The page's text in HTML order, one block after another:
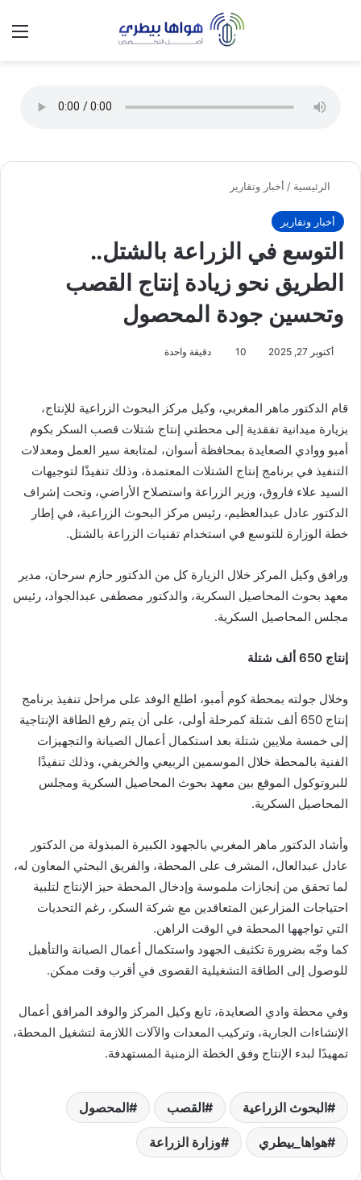
الوضع
الرئيسية / أخبار وتقارير
أخبار وتقارير
التوسع في الزراعة بالشتل..
الطريق نحو زيادة إنتاج القصب
وتحسين جودة المحصول
أكتوبر 27, 2025 10 دقيقة واحدة
قام الدكتور ماهر المغربي، وكيل مركز البحوث الزراعية للإنتاج،
بزيارة ميدانية تفقدية إلى محطتي إنتاج شتلات قصب السكر بكوم
أمبو ووادي الصعايدة بمحافظة أسوان، لمتابعة سير العمل ومعدلات
التنفيذ في برنامج إنتاج الشتلات المعتمدة، وذلك تنفيذًا لتوجيهات
السيد علاء فاروق، وزير الزراعة واستصلاح الأراضي، وتحت إشراف
الدكتور عادل عبدالعظيم، رئيس مركز البحوث الزراعية، في إطار
خطة الوزارة للتوسع في استخدام تقنيات الزراعة بالشتل.
ورافق وكيل المركز خلال الزيارة كل من الدكتور حازم سرحان، مدير
معهد بحوث المحاصيل السكرية، والدكتور مصطفى عبدالجواد، رئيس
مجلس المحاصيل السكرية.
إنتاج 650 ألف شتلة
وخلال جولته بمحطة كوم أمبو، اطلع الوفد على مراحل تنفيذ برنامج
إنتاج 650 ألف شتلة كمرحلة أولى، على أن يتم رفع الطاقة الإنتاجية
إلى خمسة ملايين شتلة بعد استكمال أعمال الصيانة والتجهيزات
الفنية بالمحطة خلال الموسمين الربيعي والخريفي، وذلك تنفيذًا
للبروتوكول الموقع بين معهد بحوث المحاصيل السكرية ومجلس
المحاصيل السكرية.
وأشاد الدكتور ماهر المغربي بالجهود الكبيرة المبذولة من الدكتور
عادل عبدالعال، المشرف على المحطة، والفريق البحثي المعاون له،
لما تحقق من إنجازات ملموسة وإدخال المحطة حيز الإنتاج لتلبية
احتياجات المزارعين المتعاقدين مع شركة السكر، رغم التحديات
التي تواجهها المحطة في الوقت الراهن.
كما وجّه بضرورة تكثيف الجهود واستكمال أعمال الصيانة والتأهيل
للوصول إلى الطاقة التشغيلية القصوى في أقرب وقت ممكن.
وفي محطة وادي الصعايدة، تابع وكيل المركز والوفد المرافق أعمال
الإنشاءات الجارية، وتركيب المعدات والآلات اللازمة لتشغيل المحطة،
تمهيدًا لبدء الإنتاج وفق الخطة الزمنية المستهدفة.
البحوث الزراعية القصب المحصول
هواها_بيطري وزارة الزراعة